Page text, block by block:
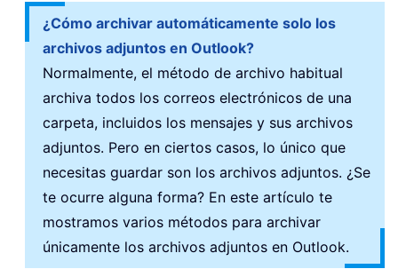
¿Cómo archivar automáticamente solo los
archivos adjuntos en Outlook?
Normalmente, el método de archivo habitual
archiva todos los correos electrónicos de una
carpeta, incluidos los mensajes y sus archivos
adjuntos. Pero en ciertos casos, lo único que
necesitas guardar son los archivos adjuntos. ¿Se
te ocurre alguna forma? En este artículo te
mostramos varios métodos para archivar
únicamente los archivos adjuntos en Outlook.